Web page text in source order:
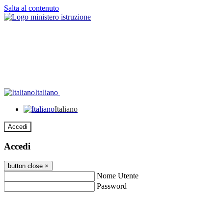
Salta al contenuto
Italiano
Italiano
Accedi
Accedi
button close ×
Nome Utente
Password